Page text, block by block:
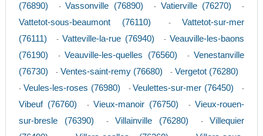
(76890)
- Vassonville (76890) - Vatierville (76270) -
Vattetot-sous-beaumont (76110) - Vattetot-sur-mer
(76111)
- Vatteville-la-rue (76940) - Veauville-les-baons
(76190)
- Veauville-les-quelles (76560) - Venestanville
(76730)
- Ventes-saint-remy (76680) - Vergetot (76280)
- Veules-les-roses (76980) - Veulettes-sur-mer (76450) -
Vibeuf (76760) - Vieux-manoir (76750) - Vieux-rouen-
sur-bresle (76390)
- Villainville (76280) - Villequier